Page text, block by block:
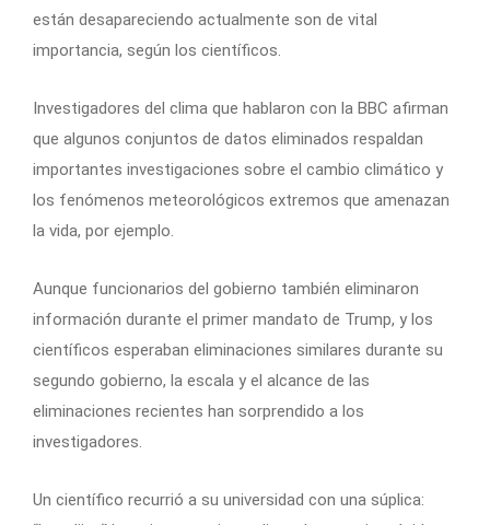
están desapareciendo actualmente son de vital
importancia, según los científicos.
Investigadores del clima que hablaron con la BBC afirman
que algunos conjuntos de datos eliminados respaldan
importantes investigaciones sobre el cambio climático y
los fenómenos meteorológicos extremos que amenazan
la vida, por ejemplo.
Aunque funcionarios del gobierno también eliminaron
información durante el primer mandato de Trump, y los
científicos esperaban eliminaciones similares durante su
segundo gobierno, la escala y el alcance de las
eliminaciones recientes han sorprendido a los
investigadores.
Un científico recurrió a su universidad con una súplica: